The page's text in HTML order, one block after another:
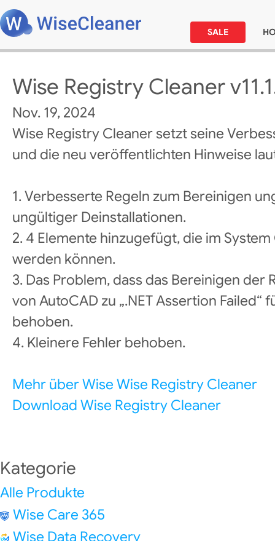
SALE
Wise Registry Cleaner
Nov. 19, 2024
Wise Registry Cleaner setzt seine
und die neu veröffentlichten Hinweise
1. Verbesserte Regeln zum Bereinigen
ungültiger Deinstallationen.
2. 4 Elemente hinzugefügt, die im
werden können.
3. Das Problem, dass das Bereinigen
von AutoCAD zu „.NET Assertion Failed“
behoben.
4. Kleinere Fehler behoben.
Mehr über Wise Wise Registry Cleaner
Download Wise Registry Cleaner
Kategorie
Alle Produkte
Wise Care 365
Wise Data Recovery